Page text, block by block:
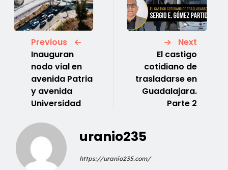
Previous
Inauguran
nodo vial en
avenida Patria
y avenida
Universidad
Next
El castigo
cotidiano de
trasladarse en
Guadalajara.
Parte 2
uranio235
https://uranio235.com/